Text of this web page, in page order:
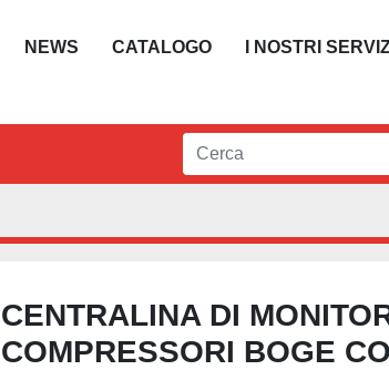
NEWS CATALOGO I NOSTRI
CENTRALINA DI
COMPRESSORI BOGE